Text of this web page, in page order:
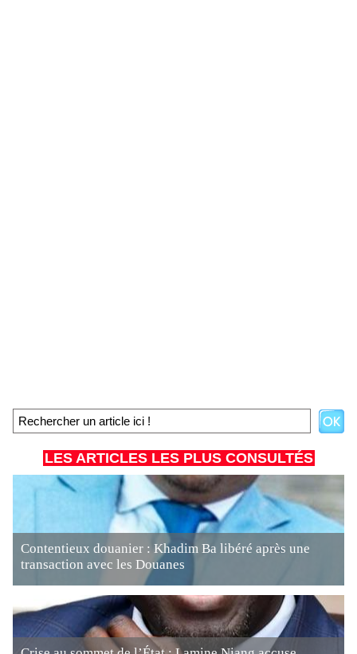
LES ARTICLES LES PLUS CONSULTÉS
Contentieux douanier : Khadim Ba libéré après une
transaction avec les Douanes